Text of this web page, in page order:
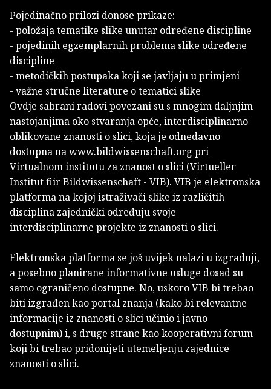
Pojedinačno prilozi donose prikaze:
- položaja tematike slike unutar određene discipline
- pojedinih egzemplarnih problema slike određene
discipline
- metodičkih postupaka koji se javljaju u primjeni
- važne stručne literature o tematici slike
Ovdje sabrani radovi povezani su s mnogim daljnjim
nastojanjima oko stvaranja opće, interdisciplinarno
oblikovane znanosti o slici, koja je odnedavno
dostupna na www.bildwissenschaft.org pri
Virtualnom institutu za znanost o slici (Virtueller
Institut fiir Bildwissenschaft - VIB). VIB je elektronska
platforma na kojoj istraživači slike iz različitih
disciplina zajednički određuju svoje
interdisciplinarne projekte iz znanosti o slici.
Elektronska platforma se još uvijek nalazi u izgradnji,
a posebno planirane informativne usluge dosad su
samo ograničeno dostupne. No, uskoro VIB bi trebao
biti izgrađen kao portal znanja (kako bi relevantne
informacije iz znanosti o slici učinio i javno
dostupnim) i, s druge strane kao kooperativni forum
koji bi trebao pridonijeti utemeljenju zajednice
znanosti o slici.